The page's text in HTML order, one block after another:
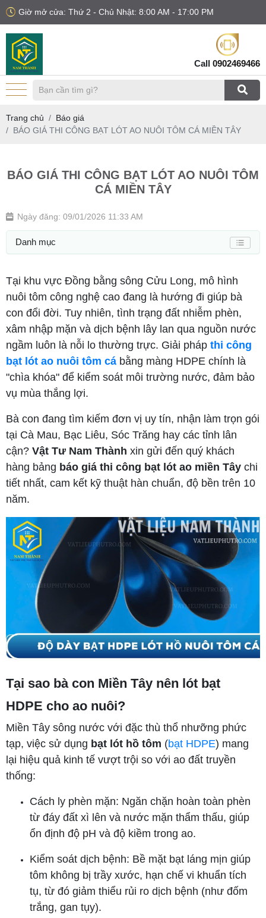
Giờ mở cửa: Thứ 2 - Chủ Nhật: 8:00 AM - 17:00 PM
Call 0902469466
Trang chủ
Báo giá
BÁO GIÁ THI CÔNG BẠT LÓT AO NUÔI TÔM CÁ MIỀN TÂY
BÁO GIÁ THI CÔNG BẠT LÓT AO NUÔI TÔM
CÁ MIỀN TÂY
Ngày đăng: 09/01/2026 11:33 AM
Danh mục
Tại khu vực Đồng bằng sông Cửu Long, mô hình
nuôi tôm công nghệ cao đang là hướng đi giúp bà
con đổi đời. Tuy nhiên, tình trạng đất nhiễm phèn,
xâm nhập mặn và dịch bệnh lây lan qua nguồn nước
ngầm luôn là nỗi lo thường trực. Giải pháp thi công
bạt lót ao nuôi tôm cá bằng màng HDPE chính là
"chìa khóa" để kiểm soát môi trường nước, đảm bảo
vụ mùa thắng lợi.
Bà con đang tìm kiếm đơn vị uy tín, nhận làm trọn gói
tại Cà Mau, Bạc Liêu, Sóc Trăng hay các tỉnh lân
cận? Vật Tư Nam Thành xin gửi đến quý khách
hàng bảng báo giá thi công bạt lót ao miền Tây chi
tiết nhất, cam kết kỹ thuật hàn chuẩn, độ bền trên 10
năm.
Tại sao bà con Miền Tây nên lót bạt
HDPE cho ao nuôi?
Miền Tây sông nước với đặc thù thổ nhưỡng phức
tạp, việc sử dụng bạt lót hồ tôm (bạt HDPE) mang
lại hiệu quả kinh tế vượt trội so với ao đất truyền
thống:
Cách ly phèn mặn: Ngăn chặn hoàn toàn phèn
từ đáy đất xì lên và nước mặn thẩm thấu, giúp
ổn định độ pH và độ kiềm trong ao.
Kiểm soát dịch bệnh: Bề mặt bạt láng mịn giúp
tôm không bị trầy xước, hạn chế vi khuẩn tích
tụ, từ đó giảm thiểu rủi ro dịch bệnh (như đốm
trắng, gan tụy).